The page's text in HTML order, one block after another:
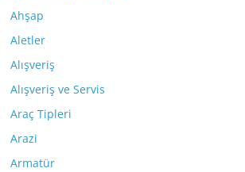
Ahşap
Aletler
Alışveriş
Alışveriş ve Servis
Araç Tipleri
Arazi
Armatür